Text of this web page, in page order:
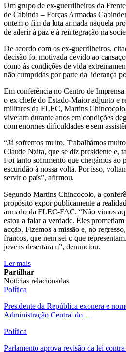
Um grupo de ex-guerrilheiros da
de Cabinda – Forças Armadas
ontem o fim da luta armada naquela
de aderir à paz e à reintegração na
De acordo com os ex-guerrilheiros,
decisão foi motivada devido ao
como às condições de vida
não cumpridas por parte da liderança
Em conferência no Centro de
o ex-chefe do Estado-Maior adjunto e
militares da FLEC, Martins
viveram durante anos em condições
com enormes dificuldades e sem
“Já sofremos muito. Trabalhámos
Claude Nzita, que se diz presidente e,
Foi tanto sofrimento que chegámos ao
escuridão à nossa volta. Por isso,
servir o país”, afirmou.
Segundo Martins Chincocolo, a
propósito expor publicamente a
armado da FLEC-FAC. “Não vimos
estou a falar a verdade. Eles
acção. Fizemos a missão e, no
francos, que nem sei o que
jovens desertaram”, denunciou.
Ler mais
Partilhar
Notícias relacionadas
Política
Presidente da República exonera e
Administração Central do…
Política
Parlamento aprova revisão da lei